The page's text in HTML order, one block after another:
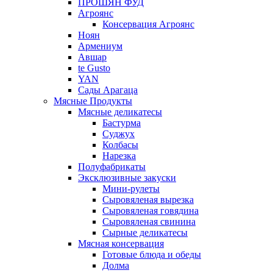
ПРОШЯН ФУД
Агроянс
Консервация Агроянс
Ноян
Армениум
Авшар
te Gusto
YAN
Сады Арагаца
Мясные Продукты
Мясные деликатесы
Бастурма
Суджух
Колбасы
Нарезка
Полуфабрикаты
Эксклюзивные закуски
Мини-рулеты
Сыровяленая вырезка
Сыровяленая говядина
Сыровяленая свинина
Сырные деликатесы
Мясная консервация
Готовые блюда и обеды
Долма